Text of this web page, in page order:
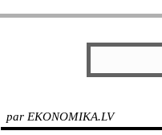
par EKONOMIKA.LV